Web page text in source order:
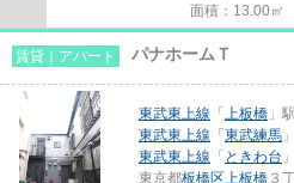
面積：13.00㎡
賃貸｜アパート パナホームＴ
東武東上線 「 上板橋 」
東武東上線 「 東武練馬
東武東上線 「 ときわ台
東京都板橋区上板橋 ３